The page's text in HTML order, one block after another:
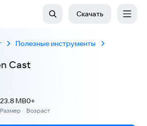
Скачать
Полезные инструменты
Cast
Размер
23.8 MB
Возраст
0+